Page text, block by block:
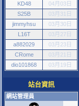
KD48
04月03日
S25B
03月31日
jimmyhsu
03月30日
L16T
03月27日
a882029
03月23日
CRome
03月21日
dio101868
03月19日
站台資訊
網站管理員